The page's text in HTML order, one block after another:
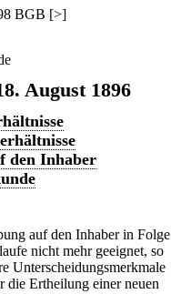
BGB [>]
August 1896
den Inhaber
auf den Inhaber in Folge
nicht mehr geeignet, so
Unterscheidungsmerkmale
die Ertheilung einer neuen